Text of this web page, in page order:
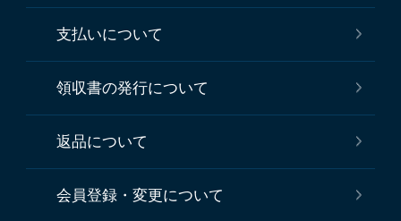
支払いについて
領収書の発行について
返品について
会員登録・変更について